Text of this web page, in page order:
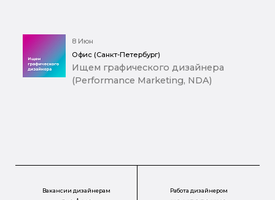
8 Июн
Офис (Санкт-Петербург)
Ищем графического дизайнера
(Performance Marketing, NDA)
Вакансии дизайнерам Работа дизайнером